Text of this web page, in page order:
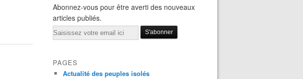
Abonnez-vous pour être averti des nouveaux
articles publiés.
Email
PAGES
Actualité des peuples isolés